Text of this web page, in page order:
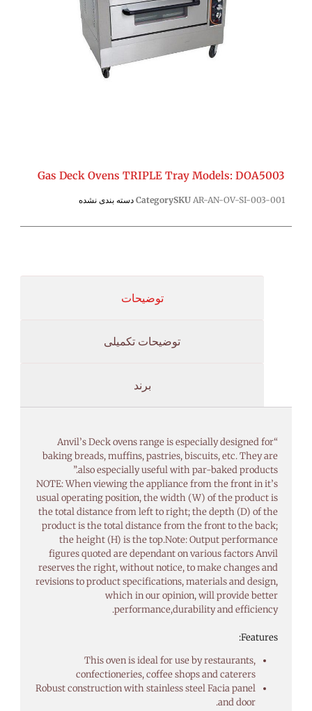
Gas Deck Ovens TRIPLE Tray Models: DOA5003
SKUAR-AN-OV-SI-003-001
Category دسته بندی نشده
توضیحات
توضیحات تکمیلی
برند
“Anvil’s Deck ovens range is especially designed for
baking breads, muffins, pastries, biscuits, etc. They are
also especially useful with par-baked products.”
NOTE: When viewing the appliance from the front in it’s
usual operating position, the width (W) of the product is
the total distance from left to right; the depth (D) of the
product is the total distance from the front to the back;
the height (H) is the top.Note: Output performance
figures quoted are dependant on various factors Anvil
reserves the right, without notice, to make changes and
revisions to product specifications, materials and design,
which in our opinion, will provide better
performance,durability and efficiency.
Features:
This oven is ideal for use by restaurants,
confectioneries, coffee shops and caterers
Robust construction with stainless steel Facia panel
and door.